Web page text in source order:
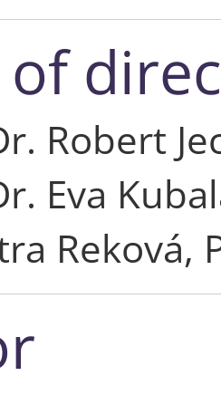
Robert
Eva
Reková,